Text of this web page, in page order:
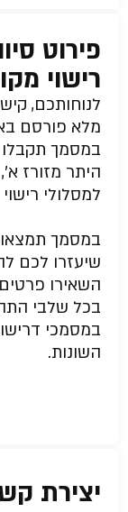
פירוט
רישוי
מלא פורסם
במסמך
היתר מזורז
למסלולי
במסמך תמצאו
שיעזרו לכם
השאירו
בכל שלבי
במסמכי
השונות.
יצירת